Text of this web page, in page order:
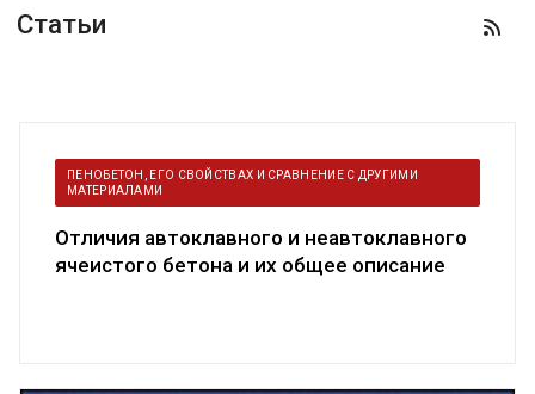
Статьи
ПЕНОБЕТОН, ЕГО СВОЙСТВАХ И СРАВНЕНИЕ С ДРУГИМИ
МАТЕРИАЛАМИ
Отличия автоклавного и неавтоклавного
ячеистого бетона и их общее описание